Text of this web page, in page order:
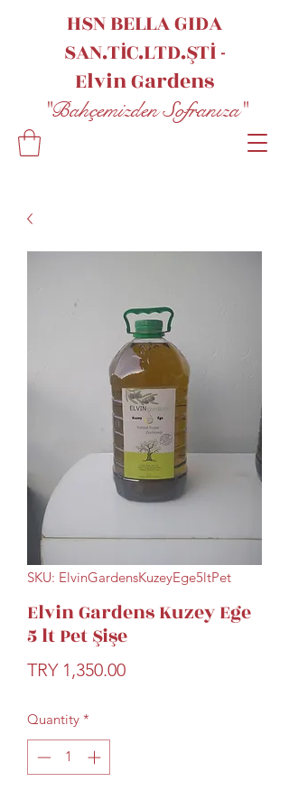
HSN BELLA GIDA
SAN.TİC.LTD.ŞTİ -
ElvinGardens
"Bahçemizden Sofranıza"
SKU: ElvinGardensKuzeyEge5ltPet
Elvin Gardens Kuzey Ege
5 lt Pet Şişe
TRY 1,350.00Price
Quantity *